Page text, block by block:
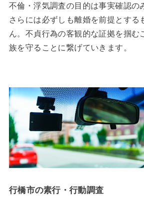
不倫・浮気調査の目的は事実確認の
さらには必ずしも離婚を前提とする
ん。不貞行為の客観的な証拠を掴む
族を守ることに繋げていきます。
行橋市の素行・行動調査